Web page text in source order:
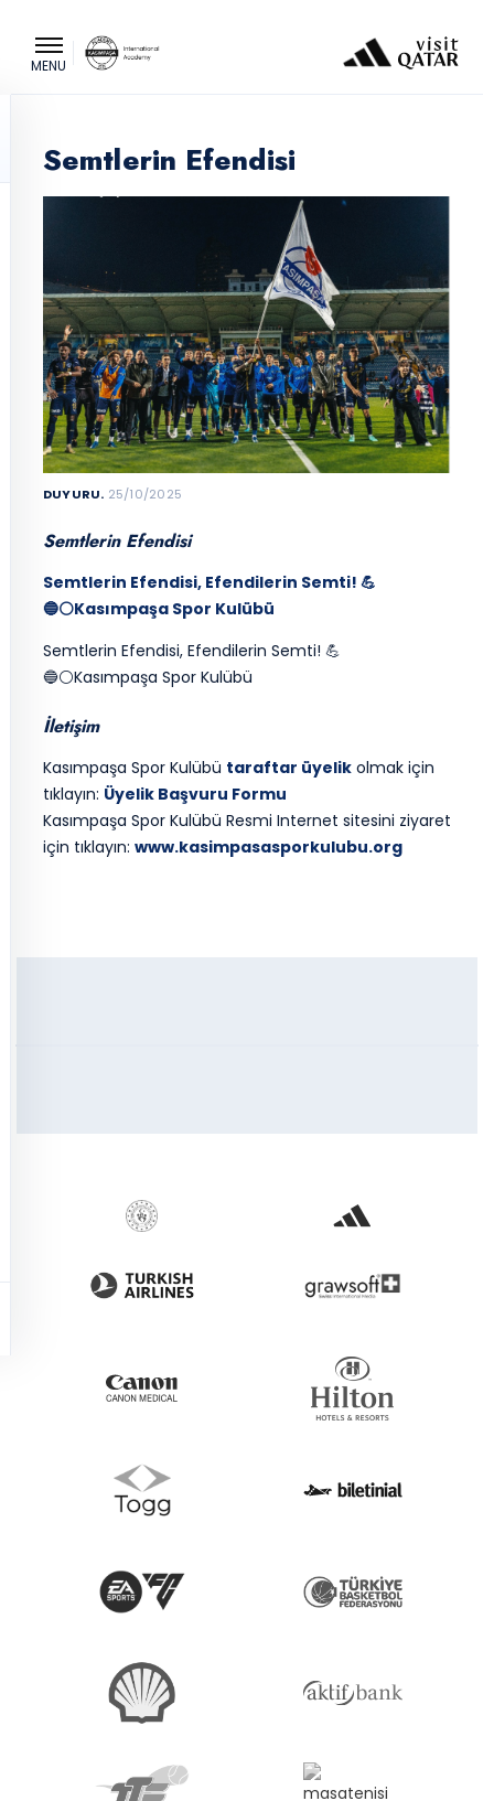
MENU
Semtlerin Efendisi
DUYURU. 25/10/2025
Semtlerin Efendisi
Semtlerin Efendisi, Efendilerin Semti! 💪
🔵⚪️Kasımpaşa Spor Kulübü
Semtlerin Efendisi, Efendilerin Semti! 💪
🔵⚪️Kasımpaşa Spor Kulübü
İletişim
Kasımpaşa Spor Kulübü taraftar üyelik olmak için
tıklayın: Üyelik Başvuru Formu
Kasımpaşa Spor Kulübü Resmi Internet sitesini ziyaret
için tıklayın: www.kasimpasasporkulubu.org